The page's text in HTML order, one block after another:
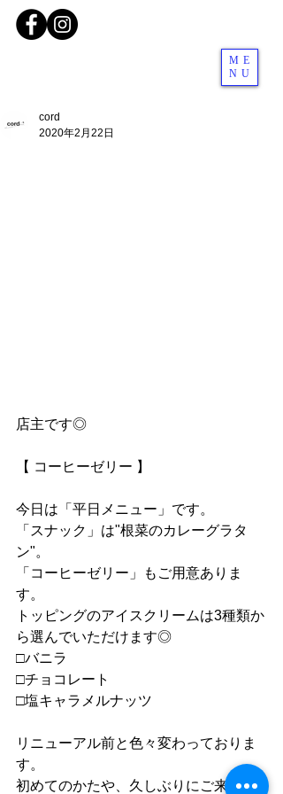
ME
NU
cord
2020年2月22日
店主です◎
【 コーヒーゼリー 】
今日は「平日メニュー」です。
「スナック」は"根菜のカレーグラタ
ン"。
「コーヒーゼリー」もご用意ありま
す。
トッピングのアイスクリームは3種類か
ら選んでいただけます◎
□バニラ
□チョコレート
□塩キャラメルナッツ
リニューアル前と色々変わっておりま
す。
初めてのかたや、久しぶりにご来店の